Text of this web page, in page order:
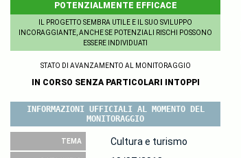
POTENZIALMENTE EFFICACE
IL PROGETTO SEMBRA UTILE E IL SUO SVILUPPO
INCORAGGIANTE, ANCHE SE POTENZIALI RISCHI POSSONO
ESSERE INDIVIDUATI
STATO DI AVANZAMENTO AL MONITORAGGIO
IN CORSO SENZA PARTICOLARI INTOPPI
INFORMAZIONI UFFICIALI AL MOMENTO DEL
MONITORAGGIO
TEMA Cultura e turismo